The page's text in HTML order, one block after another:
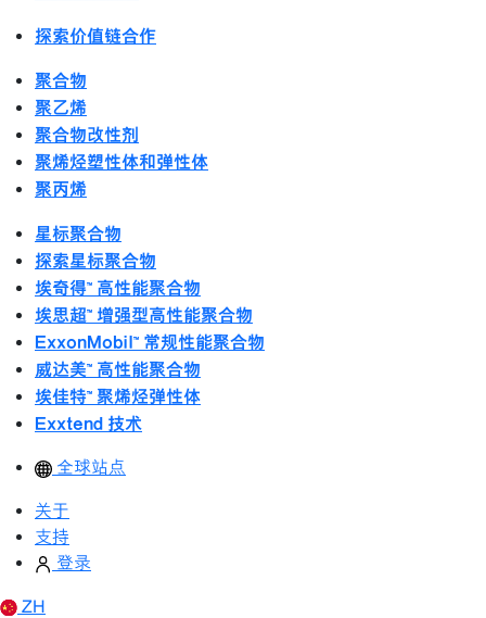
探索价值链合作
聚合物
聚乙烯
聚合物改性剂
聚烯烃塑性体和弹性体
聚丙烯
星标聚合物
探索星标聚合物
埃奇得™ 高性能聚合物
埃思超™ 增强型高性能聚合物
ExxonMobil™ 常规性能聚合物
威达美™ 高性能聚合物
埃佳特™ 聚烯烃弹性体
Exxtend 技术
全球站点
关于
支持
登录
ZH